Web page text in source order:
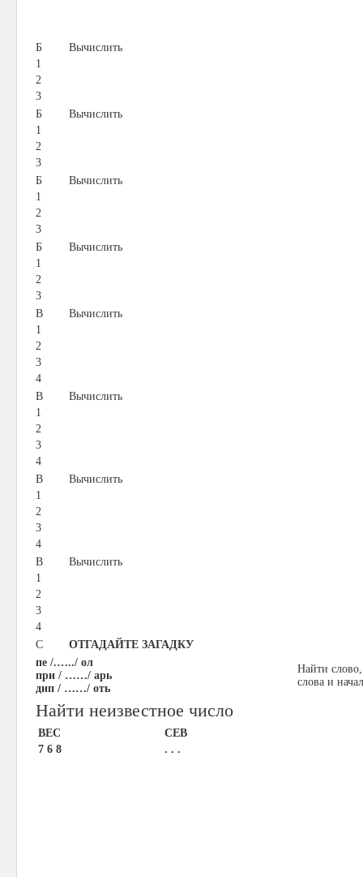
Б
Вычислить
1
2
3
Б
Вычислить
1
2
3
Б
Вычислить
1
2
3
Б
Вычислить
1
2
3
В
Вычислить
1
2
3
4
В
Вычислить
1
2
3
4
В
Вычислить
1
2
3
4
В
Вычислить
1
2
3
4
С
ОТГАДАЙТЕ ЗАГАДКУ
пе /.…../ ол
при / ……/ арь
дип / ……/ оть
Найти
слова и
Найти неизвестное число
ВЕС
СЕВ
7 6 8
. . .